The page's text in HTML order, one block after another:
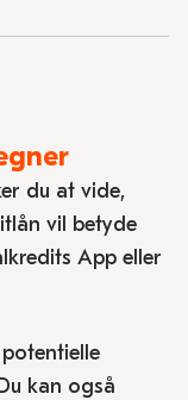
du at vide,
vil betyde
App eller
kan også